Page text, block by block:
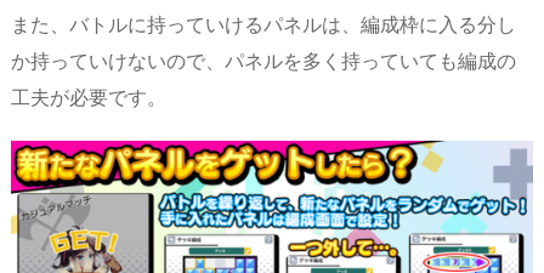
また、バトルに持っていけるパネルは、編成枠に入る分し
か持っていけないので、パネルを多く持っていても編成の
工夫が必要です。